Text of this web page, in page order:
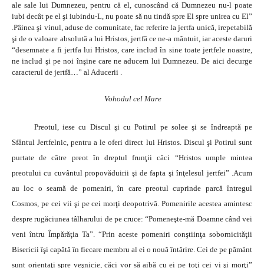
ale sale lui Dumnezeu, pentru că el, cunoscând că Dumnezeu nu-l poate
iubi decât pe el şi iubindu-L, nu poate să nu tindă spre El spre unirea cu El”
.Pâinea şi vinul, aduse de comunitate, fac referire la jertfa unică, irepetabilă
şi de o valoare absolută a lui Hristos, jertfă ce ne-a mântuit, iar aceste daruri
“desemnate a fi jertfa lui Hristos, care includ în sine toate jertfele noastre,
ne includ şi pe noi înşine care ne aducem lui Dumnezeu. De aici decurge
caracterul de jertfă…” al Aducerii .
Vohodul cel Mare
Preotul, iese cu Discul şi cu Potirul pe solee şi se îndreaptă pe
Sfântul Jertfelnic, pentru a le oferi direct lui Hristos. Discul şi Potirul sunt
purtate de către preot în dreptul frunţii căci “Hristos umple mintea
preotului cu cuvântul propovăduirii şi de fapta şi înţelesul jertfei” .Acum
au loc o seamă de pomeniri, în care preotul cuprinde parcă întregul
Cosmos, pe cei vii şi pe cei morţi deopotrivă. Pomenirile acestea amintesc
despre rugăciunea tâlharului de pe cruce: “Pomeneşte-mă Doamne când vei
veni întru Împărăţia Ta”. “Prin aceste pomeniri conştiinţa sobornicităţii
Bisericii îşi capătă în fiecare membru al ei o nouă întărire. Cei de pe pământ
sunt orientaţi spre veşnicie, căci vor să aibă cu ei pe toţi cei vi şi morţi”